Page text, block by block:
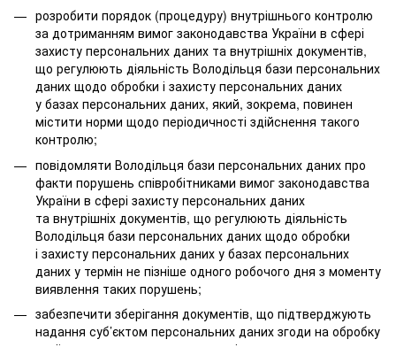
розробити порядок (процедуру) внутрішнього контролю
за дотриманням вимог законодавства України в сфері
захисту персональних даних та внутрішніх документів,
що регулюють діяльність Володільця бази персональних
даних щодо обробки і захисту персональних даних
у базах персональних даних, який, зокрема, повинен
містити норми щодо періодичності здійснення такого
контролю;
повідомляти Володільця бази персональних даних про
факти порушень співробітниками вимог законодавства
України в сфері захисту персональних даних
та внутрішніх документів, що регулюють діяльність
Володільця бази персональних даних щодо обробки
і захисту персональних даних у базах персональних
даних у термін не пізніше одного робочого дня з моменту
виявлення таких порушень;
забезпечити зберігання документів, що підтверджують
надання суб’єктом персональних даних згоди на обробку